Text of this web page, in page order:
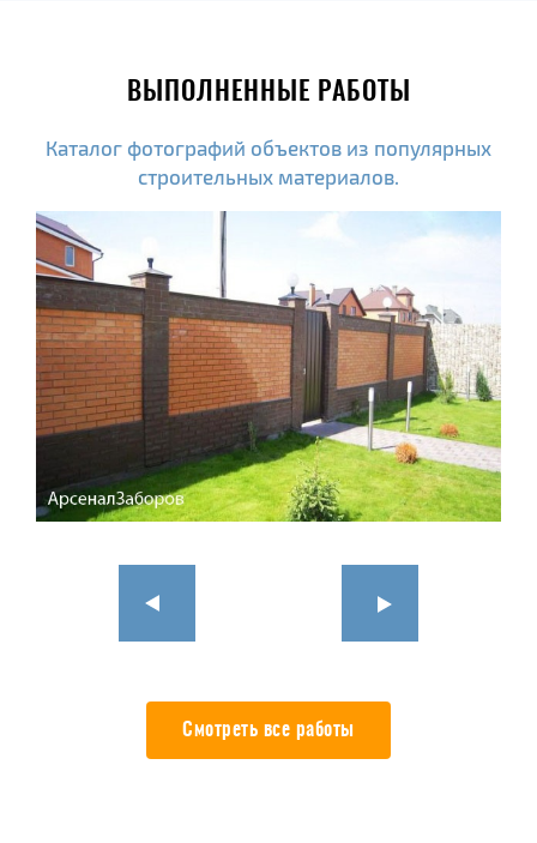
ВЫПОЛНЕННЫЕ РАБОТЫ
Каталог фотографий объектов из популярных
строительных материалов.
Смотреть все работы